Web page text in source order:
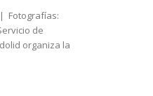
| Fotografías:
de
organiza la